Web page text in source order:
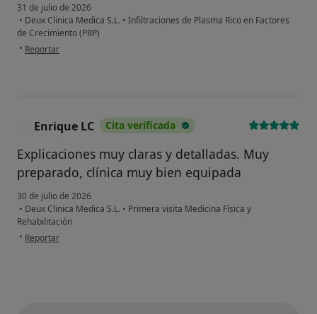
31 de julio de 2026
• Deux Clinica Medica S.L. • Infiltraciones de Plasma Rico en Factores
de Crecimiento (PRP)
• en opinión del usuario Apa
Reportar
Enrique LC Cita verificada
Explicaciones muy claras y detalladas. Muy
preparado, clínica muy bien equipada
30 de julio de 2026
• Deux Clinica Medica S.L. • Primera visita Medicina Física y
Rehabilitación
• en opinión del usuario Enrique LC
Reportar